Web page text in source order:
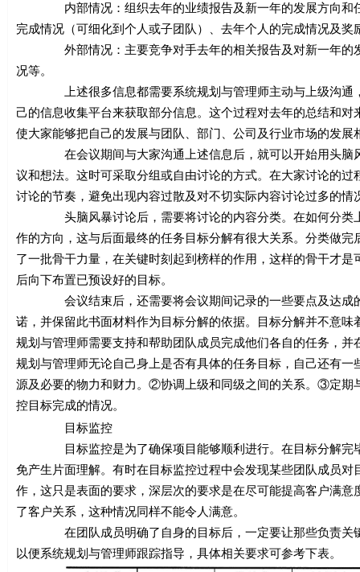
内部情况：组织去年的业绩报告及新一年的发展方向和任
完成情况（可细化到个人或子团队）、去年个人的完成情况及
外部情况：主要竞争对手去年的相关报告及对新一年的发
况等。
上述很多信息都需要系统规划与管理师主动与上级沟通，
己的信息收集平台来获取部分信息。这个过程对去年的总结和
使大家能够把自己的发展与团队、部门、公司及行业市场的发
在会议期间与大家沟通上述信息后，就可以开始用头脑风
议和想法。这时可采取分组或自由讨论的方式。在大家讨论的
讨论的节奏，避免出现内容过散及对不切实际内容讨论过多的情
头脑风暴讨论后，需要将讨论的内容分类。在如何分类上
作的方向，这与后面最终的任务目标分解有很大关系。分类做
了一批骨干力量，在关键时刻起到榜样的作用，这样的骨干才
后向下布置已预设好的目标。
会议结束后，还需要将会议期间记录的一些要点及达成的
诺，并保留此书面材料作为目标分解的依据。目标分解并不意
规划与管理师需要支持和帮助团队成员完成他们各自的任务，
规划与管理师无论自己身上是否有具体的任务目标，自己还有
源及必要的物力和财力。②协调上级和同级之间的关系。③定
控目标完成的情况。
目标监控
目标监控是为了确保项目能够顺利进行。在目标分解完毕
免产生片面理解。有时在目标监控过程中会发现某些团队成员
作，这只是表面的要求，深层次的要求是在尽可能提高客户满
了客户关系，这种情况同样不能令人满意。
在团队成员明确了自身的目标后，一定要让那些负责关键
以便系统规划与管理师跟踪指导，具体相关要求可参考下表。